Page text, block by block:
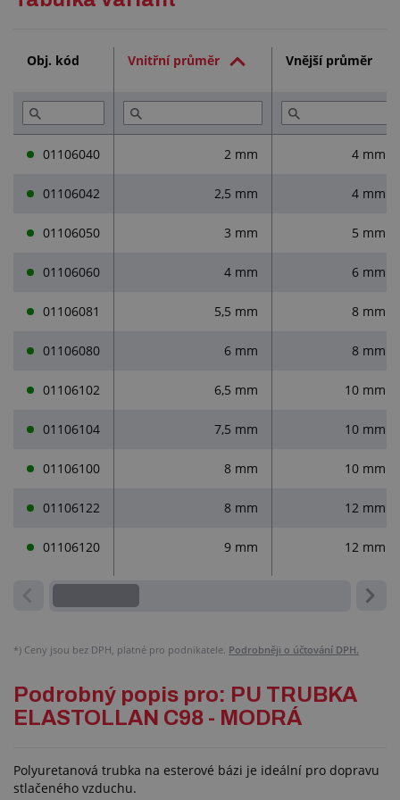
Přečtěte si (3)
Obj. kód Vnitřní průměr Vnější průměr
01106040 2 mm 4 mm
01106042 2,5 mm 4 mm
01106050 3 mm 5 mm
01106060 4 mm 6 mm
01106081 5,5 mm 8 mm
01106080 6 mm 8 mm
01106102 6,5 mm 10 mm
01106104 7,5 mm 10 mm
01106100 8 mm 10 mm
01106122 8 mm 12 mm
01106120 9 mm 12 mm
*) Ceny jsou bez DPH, platné pro podnikatele. Podrobněji o účtování DPH.
Podrobný popis pro: PU TRUBKA
ELASTOLLAN C98 - MODRÁ
Polyuretanová trubka na esterové bázi je ideální pro dopravu
stlačeného vzduchu.